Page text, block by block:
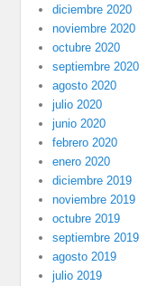
diciembre 2020
noviembre 2020
octubre 2020
septiembre 2020
agosto 2020
julio 2020
junio 2020
febrero 2020
enero 2020
diciembre 2019
noviembre 2019
octubre 2019
septiembre 2019
agosto 2019
julio 2019